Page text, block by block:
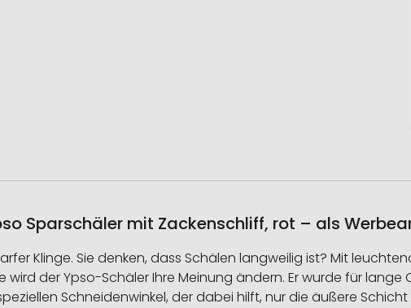
Sparschäler mit Zackenschliff, rot – als
Klinge. Sie denken, dass Schälen langweilig ist? Mit
wird der Ypso-Schäler Ihre Meinung ändern. Er wurde für
Schneidenwinkel, der dabei hilft, nur die äußere